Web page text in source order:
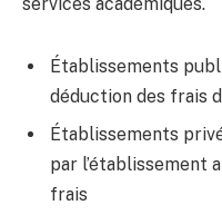
services académiques.
Établissements
déduction des frais
Établissements
par l’établissement
frais